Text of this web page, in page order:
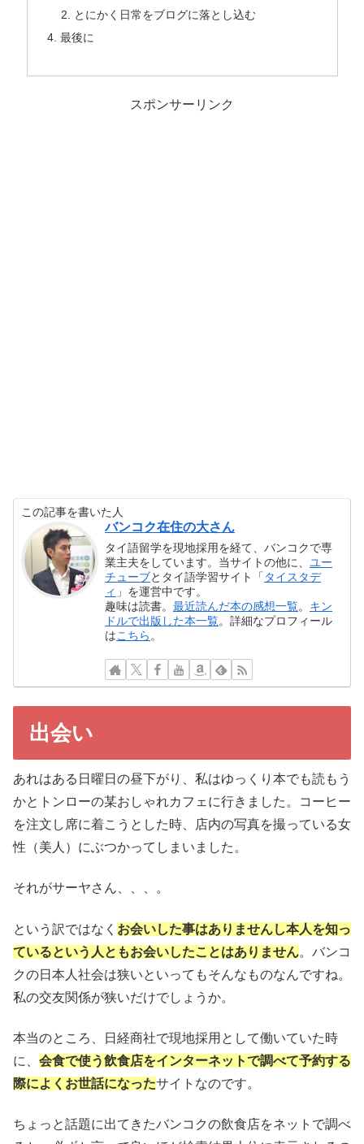
とにかく日常をブログに落とし込む
最後に
スポンサーリンク
この記事を書いた人
バンコク在住の大さん
タイ語留学を現地採用を経て、バンコクで専
業主夫をしています。当サイトの他に、 ユー
チューブとタイ語学習サイト「 タイスタデ
ィ 」を運営中です。
趣味は読書。最近読んだ本の感想一覧。 キン
ドルで出版した本一覧。詳細なプロフィール
はこちら 。
出会い
あれはある日曜日の昼下がり、私はゆっくり本でも読もう
かとトンローの某おしゃれカフェに行きました。コーヒー
を注文し席に着こうとした時、店内の写真を撮っている女
性（美人）にぶつかってしまいました。
それがサーヤさん、、、。
という訳ではなく お会いした事はありませんし本人を知っ
ているという人ともお会いしたことはありません。バンコ
クの日本人社会は狭いといってもそんなものなんですね。
私の交友関係が狭いだけでしょうか。
本当のところ、日経商社で現地採用として働いていた時
に、 会食で使う飲食店をインターネットで調べて予約する
際によくお世話になったサイトなのです。
ちょっと話題に出てきたバンコクの飲食店をネットで調べ